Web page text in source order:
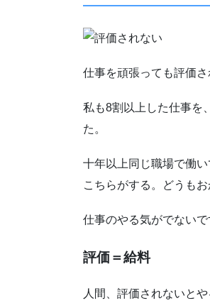
仕事を頑張っても評価さ
私も8割以上した仕事を
た。
十年以上同じ職場で働
こちらがする。どうも
仕事のやる気がでないで
評価＝給料
人間、評価されないと